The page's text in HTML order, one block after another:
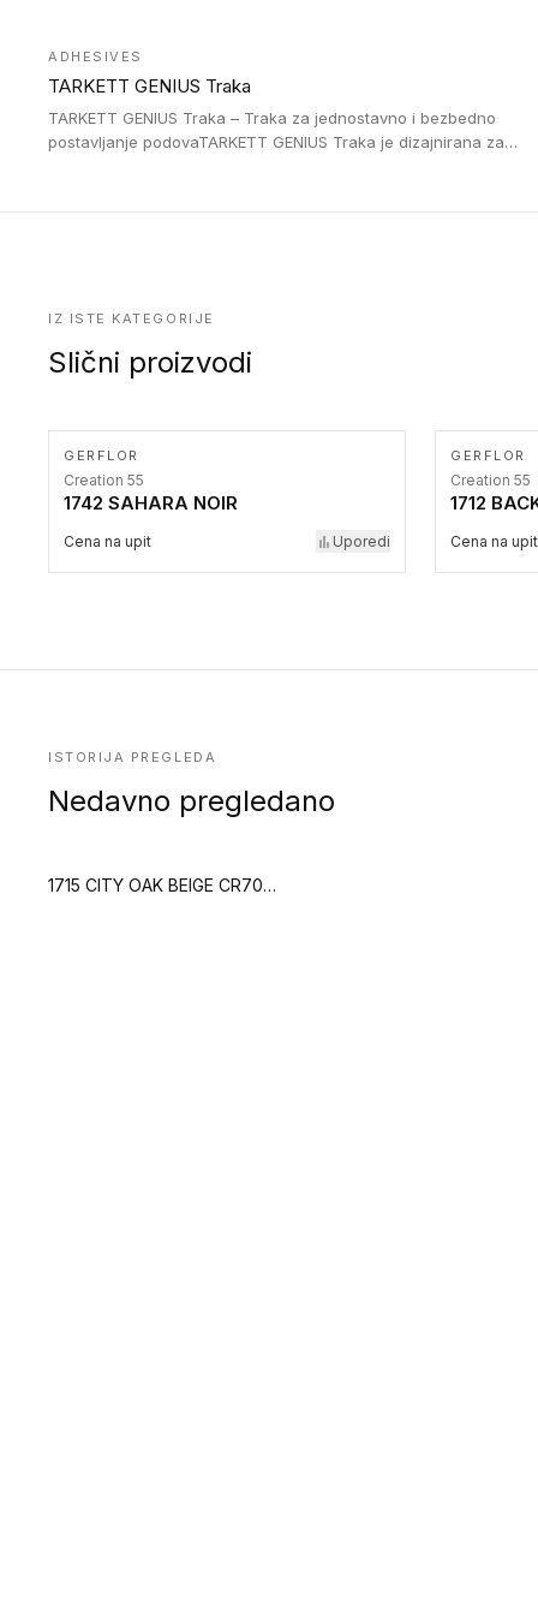
uglom, sa poluprečnikom savijanja od 2R za stepenice više od
16 cm. Poste i verzije od aluminijuma za oblasti pod visokim
opterećenjem. Postavljaju se na postojeći pod. Veoma su
ADHESIVES
TARKETT GENIUS Traka
TARKETT GENIUS Traka – Traka za jednostavno i bezbedno
postavljanje podovaTARKETT GENIUS Traka je dizajnirana za
IZ ISTE KATEGORIJE
Slični proizvodi
GERFLOR
Creation 55
1742 SAHARA NOIR
Cena na upit Uporedi
GERFLOR
Creation 55
1712
Cena na upit
ISTORIJA PREGLEDA
Nedavno pregledano
1715 CITY OAK BEIGE CR70 (Creation 70 Clic)